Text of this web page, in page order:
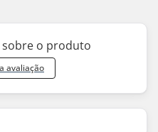
sobre o produto
avaliação